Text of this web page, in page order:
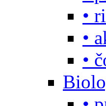
•
•
•